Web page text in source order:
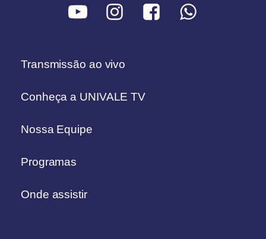
Transmissão ao vivo
Conheça a UNIVALE TV
Nossa Equipe
Programas
Onde assistir